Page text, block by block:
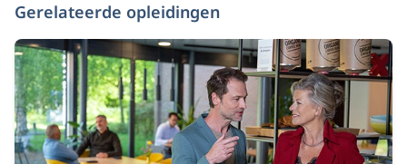
Gerelateerde opleidingen